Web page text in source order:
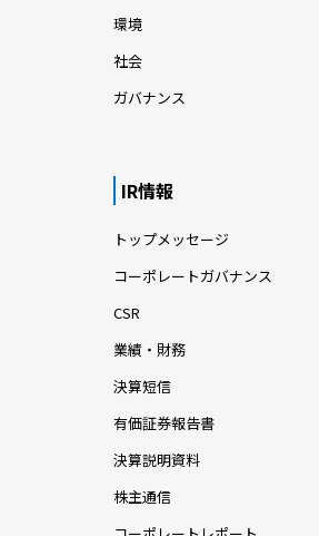
環境
社会
ガバナンス
IR情報
トップメッセージ
コーポレートガバナンス
CSR
業績・財務
決算短信
有価証券報告書
決算説明資料
株主通信